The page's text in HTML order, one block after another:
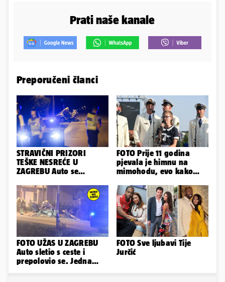
Prati naše kanale
Preporučeni članci
STRAVIČNI PRIZORI
TEŠKE NESREĆE U
ZAGREBU Auto se
poginuo
FOTO Prije 11 godina
pjevala je himnu na
mimohodu, evo kako
Negovetić
FOTO UŽAS U ZAGREBU
Auto sletio s ceste i
prepolovio se. Jedna
FOTO Sve ljubavi Tije
Jurčić